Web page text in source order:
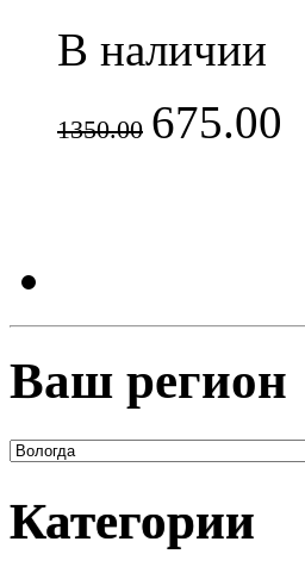
В наличии
1350.00 675.00
Ваш регион
Категории